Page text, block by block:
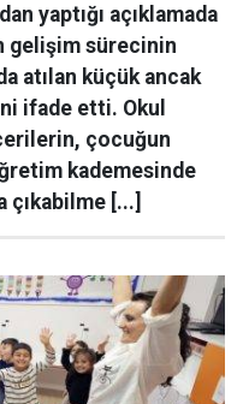
yaptığı açıklamada
gelişim sürecinin
atılan küçük ancak
ifade etti. Okul
çocuğun
kademesinde
çıkabilme [...]